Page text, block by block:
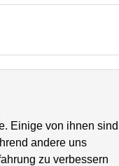
Einige von ihnen sind
andere uns
zu verbessern